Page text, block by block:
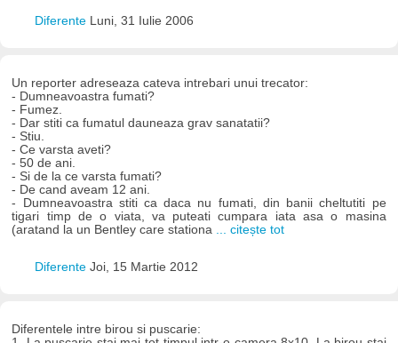
Diferente Luni, 31 Iulie 2006
Un reporter adreseaza cateva intrebari unui trecator:
- Dumneavoastra fumati?
- Fumez.
- Dar stiti ca fumatul dauneaza grav sanatatii?
- Stiu.
- Ce varsta aveti?
- 50 de ani.
- Si de la ce varsta fumati?
- De cand aveam 12 ani.
- Dumneavoastra stiti ca daca nu fumati, din banii cheltutiti pe
tigari timp de o viata, va puteati cumpara iata asa o masina
(aratand la un Bentley care stationa
... citește tot
Diferente Joi, 15 Martie 2012
Diferentele intre birou si puscarie: